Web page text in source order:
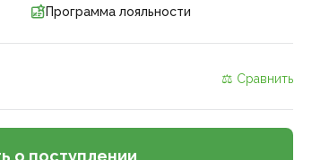
Программа лояльности
⚖ Сравнить
о поступлении